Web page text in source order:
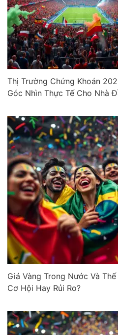
Thị Trường Chứng Khoán
Góc Nhìn Thực Tế Cho Nhà
Giá Vàng Trong Nước Và
Cơ Hội Hay Rủi Ro?